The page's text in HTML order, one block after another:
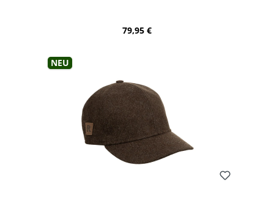
Regulärer Preis:
79,95 €
Neu